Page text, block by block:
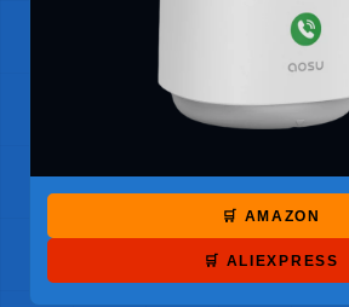
🛒 AMAZON
🛒 ALIEXPRESS